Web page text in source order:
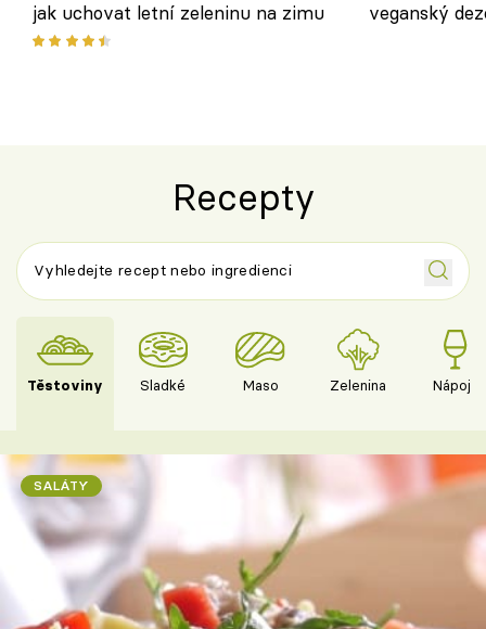
jak uchovat letní zeleninu na zimu
veganský
Recepty
Těstoviny Sladké Maso Zelenina Nápoje
SALÁTY